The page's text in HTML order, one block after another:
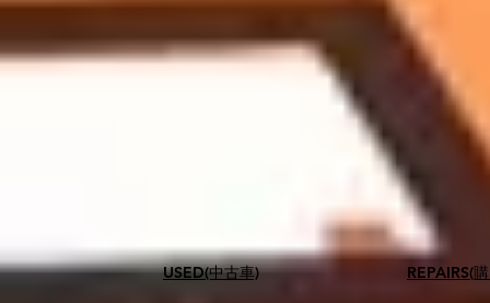
USED(中古車) ​REPAIRS(